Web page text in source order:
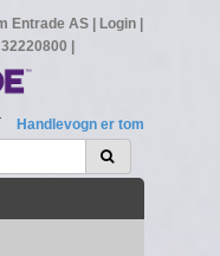
Entrade AS Login
Handlevogn er tom